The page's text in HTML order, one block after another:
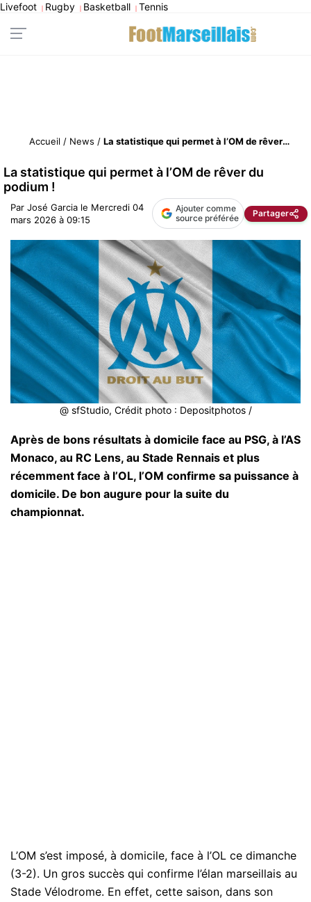
Livefoot | Rugby | Basketball | Tennis
Accueil / News / La statistique qui permet à l’OM de rêver du podium !
La statistique qui permet à l’OM de rêver du
podium !
Par José Garcia le Mercredi 04
mars 2026 à 09:15
Ajouter comme
source préférée
Partager
@ sfStudio, Crédit photo : Depositphotos /
Après de bons résultats à domicile face au PSG, à l’AS
Monaco, au RC Lens, au Stade Rennais et plus
récemment face à l’OL, l’OM confirme sa puissance à
domicile. De bon augure pour la suite du
championnat.
L’OM s’est imposé, à domicile, face à l’OL ce dimanche
(3-2). Un gros succès qui confirme l’élan marseillais au
Stade Vélodrome. En effet, cette saison, dans son